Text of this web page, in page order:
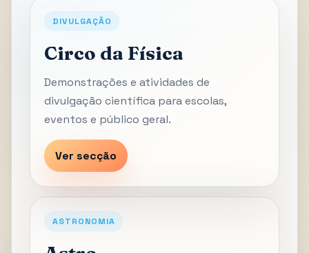
DIVULGAÇÃO
Circo da Física
Demonstrações e atividades de
divulgação científica para escolas,
eventos e público geral.
Ver secção
ASTRONOMIA